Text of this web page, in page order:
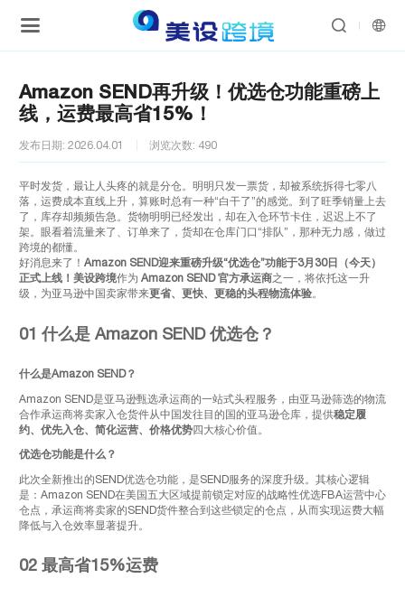
 
Amazon SEND再升级！优选仓功能重磅上
线，运费最高省15%！
发布日期: 2026.04.01 浏览次数: 490
平时发货，最让人头疼的就是分仓。明明只发一票货，却被系统拆得七零八
落，运费成本直线上升，算账时总有一种“白干了”的感觉。到了旺季销量上去
了，库存却频频告急。货物明明已经发出，却在入仓环节卡住，迟迟上不了
架。眼看着流量来了、订单来了，货却在仓库门口“排队”，那种无力感，做过
跨境的都懂。
好消息来了！ Amazon SEND迎来重磅升级“优选仓”功能于3月30日（今天）
正式上线！美设跨境作为 Amazon SEND 官方承运商之一，将依托这一升
级，为亚马逊中国卖家带来更省、更快、更稳的头程物流体验。
01 什么是 Amazon SEND 优选仓？
什么是Amazon SEND？
Amazon SEND是亚马逊甄选承运商的一站式头程服务，由亚马逊筛选的物流
合作承运商将卖家入仓货件从中国发往目的国的亚马逊仓库，提供稳定履
约、优先入仓、简化运营、价格优势四大核心价值。
优选仓功能是什么？
此次全新推出的SEND优选仓功能，是SEND服务的深度升级。其核心逻辑
是：Amazon SEND在美国五大区域提前锁定对应的战略性优选FBA运营中心
仓点，承运商将卖家的SEND货件整合到这些锁定的仓点，从而实现运费大幅
降低与入仓效率显著提升。
02 最高省15%运费